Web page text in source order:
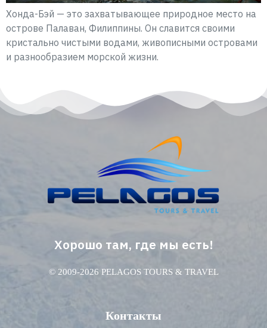
Хонда-Бэй — это захватывающее природное место на
острове Палаван, Филиппины. Он славится своими
кристально чистыми водами, живописными островами
и разнообразием морской жизни.
Хорошо там, где мы есть!
© 2009-2026 PELAGOS TOURS & TRAVEL
Контакты